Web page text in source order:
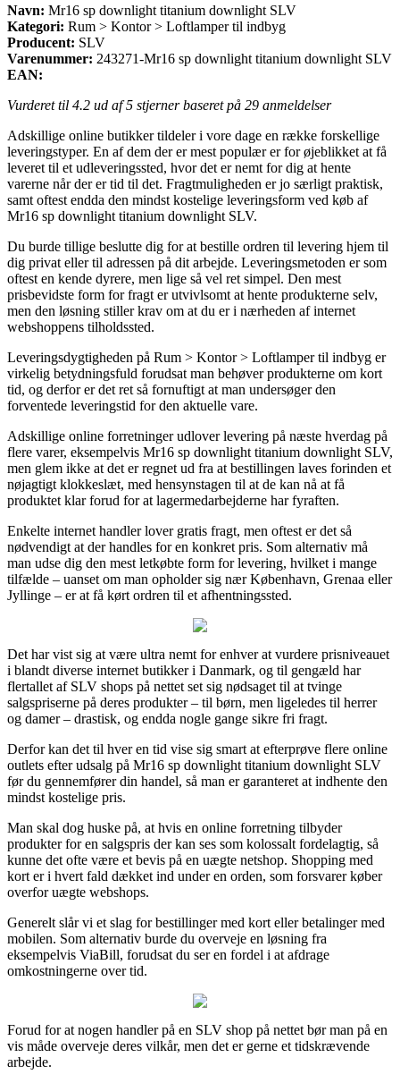
Navn: Mr16 sp downlight titanium downlight SLV
Kategori: Rum > Kontor > Loftlamper til indbyg
Producent: SLV
Varenummer: 243271-Mr16 sp downlight titanium downlight SLV
EAN:
Vurderet til 4.2 ud af 5 stjerner baseret på 29 anmeldelser
Adskillige online butikker tildeler i vore dage en række forskellige
leveringstyper. En af dem der er mest populær er for øjeblikket at få
leveret til et udleveringssted, hvor det er nemt for dig at hente
varerne når der er tid til det. Fragtmuligheden er jo særligt praktisk,
samt oftest endda den mindst kostelige leveringsform ved køb af
Mr16 sp downlight titanium downlight SLV.
Du burde tillige beslutte dig for at bestille ordren til levering hjem til
dig privat eller til adressen på dit arbejde. Leveringsmetoden er som
oftest en kende dyrere, men lige så vel ret simpel. Den mest
prisbevidste form for fragt er utvivlsomt at hente produkterne selv,
men den løsning stiller krav om at du er i nærheden af internet
webshoppens tilholdssted.
Leveringsdygtigheden på Rum > Kontor > Loftlamper til indbyg er
virkelig betydningsfuld forudsat man behøver produkterne om kort
tid, og derfor er det ret så fornuftigt at man undersøger den
forventede leveringstid for den aktuelle vare.
Adskillige online forretninger udlover levering på næste hverdag på
flere varer, eksempelvis Mr16 sp downlight titanium downlight SLV,
men glem ikke at det er regnet ud fra at bestillingen laves forinden et
nøjagtigt klokkeslæt, med hensynstagen til at de kan nå at få
produktet klar forud for at lagermedarbejderne har fyraften.
Enkelte internet handler lover gratis fragt, men oftest er det så
nødvendigt at der handles for en konkret pris. Som alternativ må
man udse dig den mest letkøbte form for levering, hvilket i mange
tilfælde – uanset om man opholder sig nær København, Grenaa eller
Jyllinge – er at få kørt ordren til et afhentningssted.
Det har vist sig at være ultra nemt for enhver at vurdere prisniveauet
i blandt diverse internet butikker i Danmark, og til gengæld har
flertallet af SLV shops på nettet set sig nødsaget til at tvinge
salgspriserne på deres produkter – til børn, men ligeledes til herrer
og damer – drastisk, og endda nogle gange sikre fri fragt.
Derfor kan det til hver en tid vise sig smart at efterprøve flere online
outlets efter udsalg på Mr16 sp downlight titanium downlight SLV
før du gennemfører din handel, så man er garanteret at indhente den
mindst kostelige pris.
Man skal dog huske på, at hvis en online forretning tilbyder
produkter for en salgspris der kan ses som kolossalt fordelagtig, så
kunne det ofte være et bevis på en uægte netshop. Shopping med
kort er i hvert fald dækket ind under en orden, som forsvarer køber
overfor uægte webshops.
Generelt slår vi et slag for bestillinger med kort eller betalinger med
mobilen. Som alternativ burde du overveje en løsning fra
eksempelvis ViaBill, forudsat du ser en fordel i at afdrage
omkostningerne over tid.
Forud for at nogen handler på en SLV shop på nettet bør man på en
vis måde overveje deres vilkår, men det er gerne et tidskrævende
arbejde.